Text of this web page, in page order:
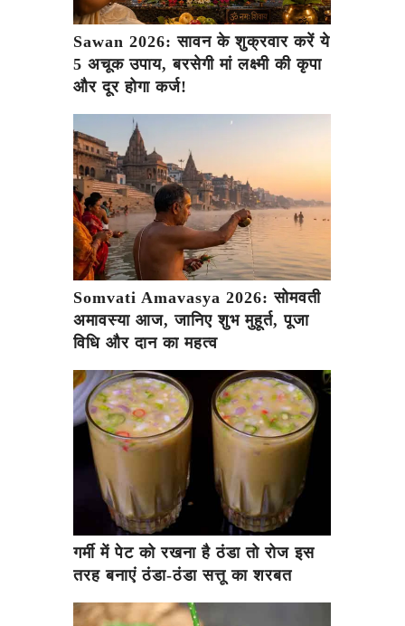
Sawan 2026: सावन के शुक्रवार करें ये
5 अचूक उपाय, बरसेगी मां लक्ष्मी की कृपा
और दूर होगा कर्ज!
Somvati Amavasya 2026: सोमवती
अमावस्या आज, जानिए शुभ मुहूर्त, पूजा
विधि और दान का महत्व
गर्मी में पेट को रखना है ठंडा तो रोज इस
तरह बनाएं ठंडा-ठंडा सत्तू का शरबत